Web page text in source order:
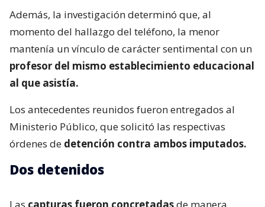
Además, la investigación determinó que, al
momento del hallazgo del teléfono, la menor
mantenía un vínculo de carácter sentimental con un
profesor del mismo establecimiento educacional
al que asistía.
Los antecedentes reunidos fueron entregados al
Ministerio Público, que solicitó las respectivas
órdenes de detención contra ambos imputados.
Dos detenidos